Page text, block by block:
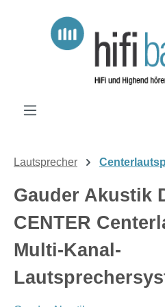
Zum Hauptinhalt springen
Lautsprecher
Gauder Akustik
CENTER
Multi-Kanal-